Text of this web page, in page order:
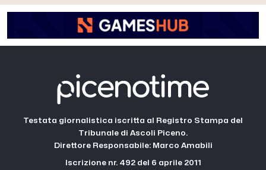
Testata giornalistica iscritta al Registro Stampa del
Tribunale di Ascoli Piceno.
Direttore Responsabile: Marco Amabili
Iscrizione nr. 492 del 6 aprile 2011